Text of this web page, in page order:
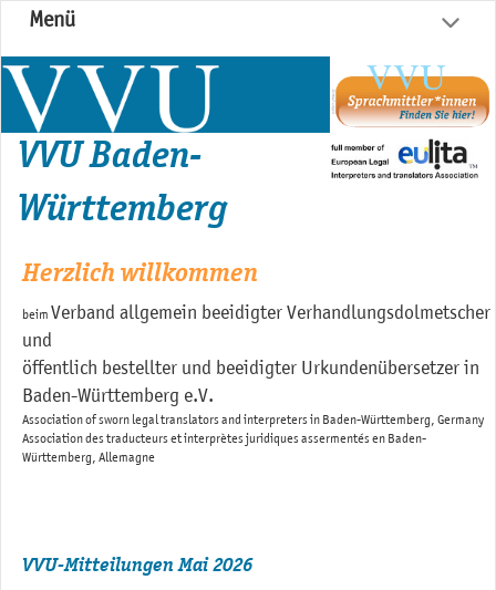
Menü
VVU Baden-
Württemberg
Herzlich willkommen
beim Verband allgemein beeidigter Verhandlungsdolmetscher
und
öffentlich bestellter und beeidigter Urkundenübersetzer in
Baden-Württemberg e.V.
Association of sworn legal translators and interpreters in Baden-Württemberg, Germany
Association des traducteurs et interprètes juridiques assermentés en Baden-
Württemberg, Allemagne
VVU-Mitteilungen Mai 2026